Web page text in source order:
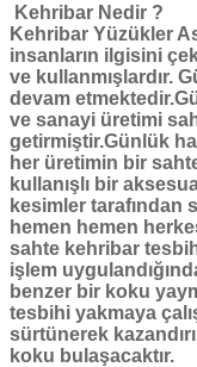
Kehribar Nedir ?
Kehribar Yüzükler
insanların ilgisini
ve kullanmışlardır.
devam
ve sanayi üretimi
getirmiştir.Günlük
her üretimin bir
kullanışlı bir
kesimler tarafından
hemen hemen
sahte kehribar
işlem
benzer bir koku
tesbihi yakmaya
sürtünerek
koku bulaşacaktır.